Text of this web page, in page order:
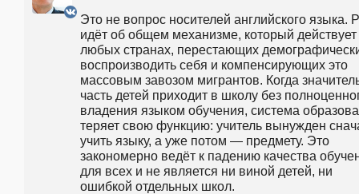
Это не вопрос носителей английского языка.
идёт об общем механизме, который действует
любых странах, перестающих
воспроизводить себя и компенсирующих это
массовым завозом мигрантов. Когда
часть детей приходит в школу без
владения языком обучения, система
теряет свою функцию: учитель вынужден
учить языку, а уже потом — предмету. Это
закономерно ведёт к падению качества
для всех и не является ни виной детей, ни
ошибкой отдельных школ.